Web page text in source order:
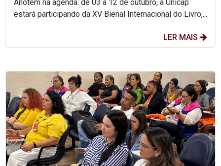
Anotem na agenda: de 03 a 12 de outubro, a Unicap
estará participando da XV Bienal Internacional do Livro,...
LER MAIS